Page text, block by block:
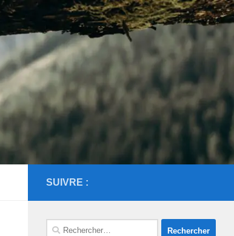
SUIVRE :
Rechercher :